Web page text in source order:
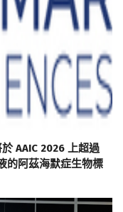
AAIC 2026 上超過
的阿茲海默症生物標